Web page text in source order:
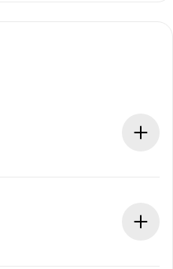
Informationen im Voraus.